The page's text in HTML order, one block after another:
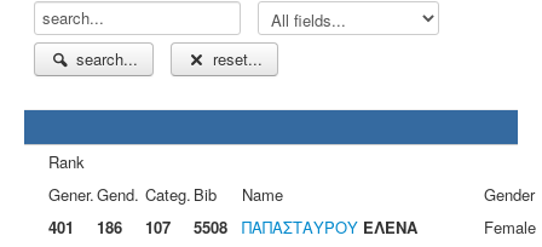
search... reset...
Rank
Gener.Gend. Categ. Bib Name
Gender
401
186 107 5508 ΠΑΠΑΣΤΑΥΡΟΥ ΕΛΕΝΑ
Female